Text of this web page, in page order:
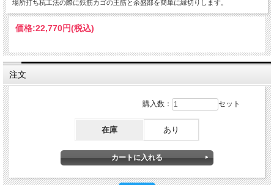
場所打ち杭工法の際に鉄筋カゴの主筋と余盛部を簡単に縁切りします。
価格:22,770円(税込)
注文
購入数： セット
在庫 あり